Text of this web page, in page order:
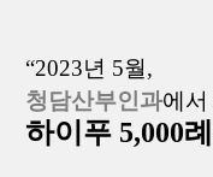
“2023년 5월,
청담산부인과에서
하이푸 5,000례